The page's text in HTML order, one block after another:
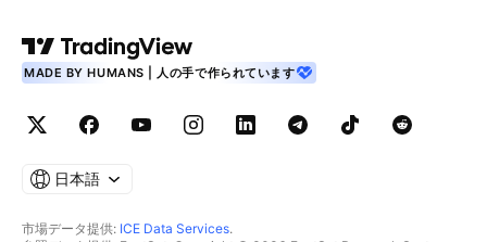
MADE BY HUMANS | 人の手で作られています
日本語
市場データ提供: ICE Data Services.